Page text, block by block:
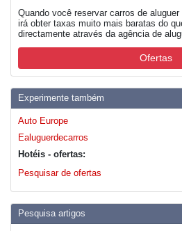
Quando você reservar carros de
irá obter taxas muito mais baratas do
directamente através da agência de
Ofertas
Experimente também
Auto Europe
Ealuguerdecarros
Hotéis - ofertas:
Pesquisar de ofertas
Pesquisa artigos